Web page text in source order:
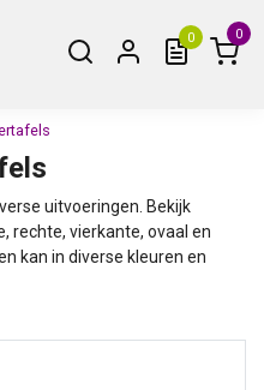
0 0
uitvoeringen. Bekijk
rechte, vierkante, ovaal en
kan in diverse kleuren en